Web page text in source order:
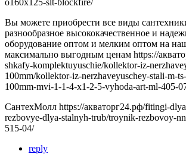
Вы можете приобрести все виды
разнообразное высококачественное и
оборудование оптом и мелким оптом на
максимально выгодным ценам https://
shkafy-komplektuyuschie/kollektor-iz-
100mm/kollektor-iz-nerzhaveyuschey-stali-m-
100mm-mvi-1-1-4-x1-2-5-vyhoda-art-ml-405-
СантехМолл https://акваторг24.рф/fitingi-
rezbovye-dlya-stalnyh-trub/troynik-rezbovoy-
515-04/
reply